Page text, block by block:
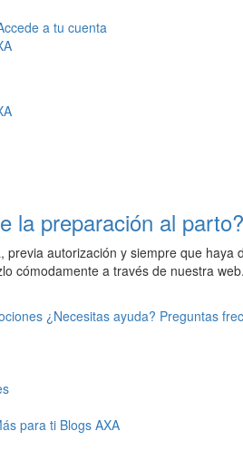
a tu cuenta
la preparación al parto?
autorización y siempre que
cómodamente a través de nuestra web.
¿Necesitas ayuda? Preguntas
para ti Blogs AXA